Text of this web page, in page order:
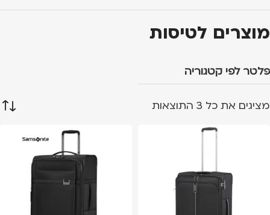
מוצרים לטיסות
פלטר לפי קטגוריה
מציגים את כל ⁦3⁩ התוצאות